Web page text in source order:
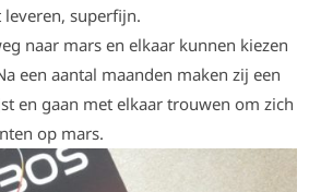
superfijn.
naar mars en elkaar kunnen kiezen
een aantal maanden maken zij een
en gaan met elkaar trouwen om zich
op mars.